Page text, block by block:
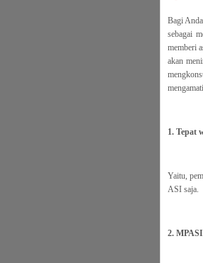
Bagi
sebagai
memberi
akan
1. Tepat
Yaitu,
ASI saja.
2. MPASI